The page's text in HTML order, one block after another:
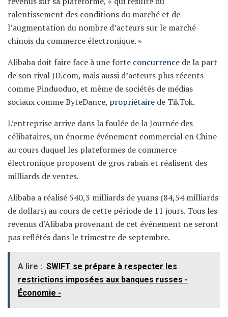
ralentissement des conditions du marché et de
l’augmentation du nombre d’acteurs sur le marché
chinois du commerce électronique. »
Alibaba doit faire face à une forte concurrence de la part
de son rival JD.com, mais aussi d’acteurs plus récents
comme Pinduoduo, et même de sociétés de médias
sociaux comme ByteDance, propriétaire de TikTok.
L’entreprise arrive dans la foulée de la Journée des
célibataires, un énorme événement commercial en Chine
au cours duquel les plateformes de commerce
électronique proposent de gros rabais et réalisent des
milliards de ventes.
Alibaba a réalisé 540,3 milliards de yuans (84,54 milliards
de dollars) au cours de cette période de 11 jours. Tous les
revenus d’Alibaba provenant de cet événement ne seront
pas reflétés dans le trimestre de septembre.
A lire : SWIFT se prépare à respecter les
restrictions imposées aux banques russes -
Économie -